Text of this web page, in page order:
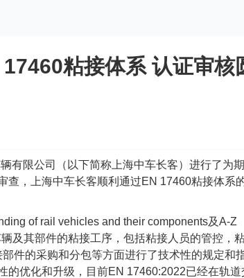
粘接体系 认证审核
有限公司（以下简称上海中车长客）进行了为
查，上海中车长客顺利通过EN 17460粘接体系
of rail vehicles and their components及A-Z
及其部件的粘接工序，包括粘接人员的管控，
件的采购和分包等方面进行了技术性的规定和指
的优化和升级，目前EN 17460:2022已经在轨道